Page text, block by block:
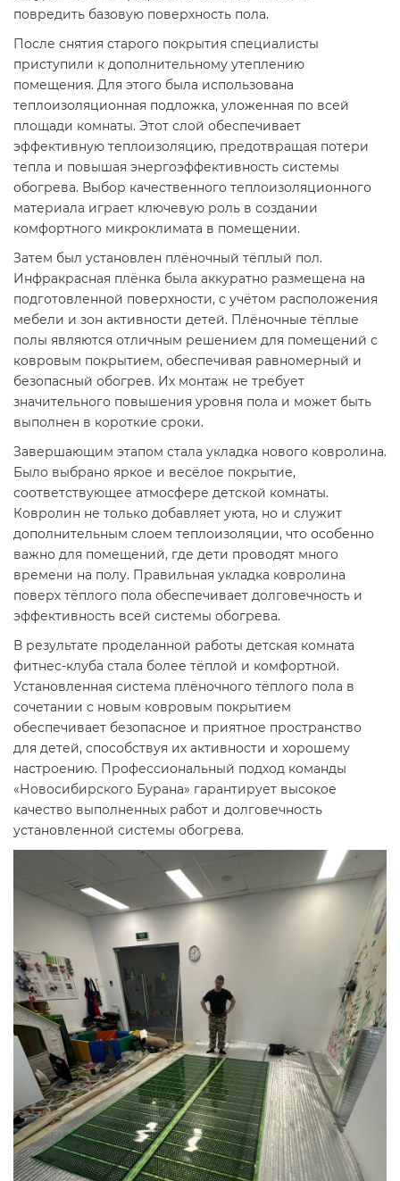
повредить базовую поверхность пола.
После снятия старого покрытия специалисты
приступили к дополнительному утеплению
помещения. Для этого была использована
теплоизоляционная подложка, уложенная по всей
площади комнаты. Этот слой обеспечивает
эффективную теплоизоляцию, предотвращая потери
тепла и повышая энергоэффективность системы
обогрева. Выбор качественного теплоизоляционного
материала играет ключевую роль в создании
комфортного микроклимата в помещении.
Затем был установлен плёночный тёплый пол.
Инфракрасная плёнка была аккуратно размещена на
подготовленной поверхности, с учётом расположения
мебели и зон активности детей. Плёночные тёплые
полы являются отличным решением для помещений с
ковровым покрытием, обеспечивая равномерный и
безопасный обогрев. Их монтаж не требует
значительного повышения уровня пола и может быть
выполнен в короткие сроки.
Завершающим этапом стала укладка нового ковролина.
Было выбрано яркое и весёлое покрытие,
соответствующее атмосфере детской комнаты.
Ковролин не только добавляет уюта, но и служит
дополнительным слоем теплоизоляции, что особенно
важно для помещений, где дети проводят много
времени на полу. Правильная укладка ковролина
поверх тёплого пола обеспечивает долговечность и
эффективность всей системы обогрева.
В результате проделанной работы детская комната
фитнес-клуба стала более тёплой и комфортной.
Установленная система плёночного тёплого пола в
сочетании с новым ковровым покрытием
обеспечивает безопасное и приятное пространство
для детей, способствуя их активности и хорошему
настроению. Профессиональный подход команды
«Новосибирского Бурана» гарантирует высокое
качество выполненных работ и долговечность
установленной системы обогрева.